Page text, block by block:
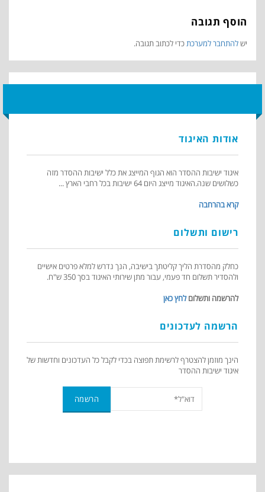
הוסף תגובה
ישלהתחבר למערכת כדי לכתוב תגובה.
אודות האיגוד
איגוד ישיבות ההסדר הוא הגוף המייצג את כלל ישיבות ההסדר מזה
כשלושים שנה.האיגוד מייצג היום 64 ישיבות בכל רחבי הארץ ...
קרא בהרחבה
רישום ותשלום
כחלק מהסדרת הליך קליטתך בישיבה, הנך נדרש למלא פרטים אישיים
ולהסדיר תשלום חד פעמי, עבור מתן שירותי האיגוד בסך 350 ש"ח.
להרשמה ותשלוםלחץ כאן
הרשמה לעדכונים
הינך מוזמן להצטרף לרשימת תפוצה בכדי לקבל כל העדכונים וחדשות של
איגוד ישיבות ההסדר